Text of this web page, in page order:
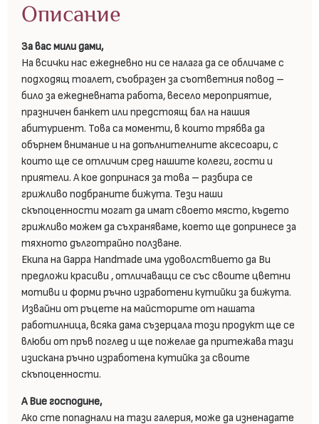
Описание
За вас мили дами,
На всички нас ежедневно ни се налага да се обличаме с
подходящ тоалет, съобразен за съответния повод –
било за ежедневната работа, весело мероприятие,
празничен банкет или предстоящ бал на нашия
абитуриент. Това са моменти, в които трябва да
обърнем внимание и на допълнителните аксесоари, с
които ще се отличим сред нашите колеги, гости и
приятели. А кое допринася за това – разбира се
грижливо подбраните бижута. Тези наши
скъпоценности могат да имат своето място, където
грижливо можем да съхраняваме, което ще допринесе за
тяхното дълготрайно ползване.
Екипа на Gappa Handmade има удоволствието да Ви
предложи красиви , отличаващи се със своите цветни
мотиви и форми ръчно изработени кутийки за бижута.
Извайни от ръцете на майсторите от нашата
работилница, всяка дама съзерцала този продукт ще се
влюби от пръв поглед и ще пожелае да притежава тази
изискана ръчно изработена кутийка за своите
скъпоценности.
А Вие господине,
Ако сте попаднали на тази галерия, може да изненадате